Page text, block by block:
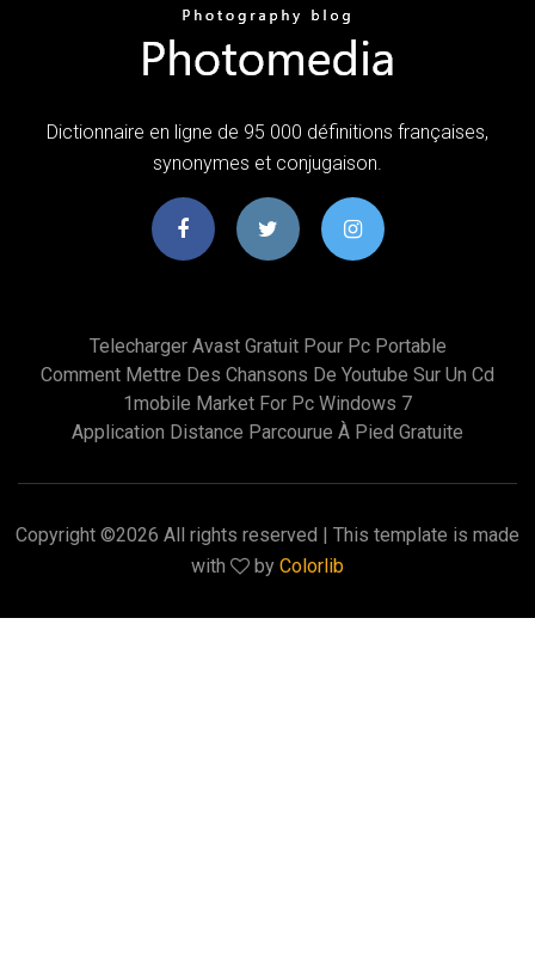
Dictionnaire en ligne de 95 000 définitions françaises,
synonymes et conjugaison.
Telecharger Avast Gratuit Pour Pc Portable
Comment Mettre Des Chansons De Youtube Sur Un Cd
1mobile Market For Pc Windows 7
Application Distance Parcourue À Pied Gratuite
Copyright ©2026 All rights reserved | This template is made
with
by Colorlib